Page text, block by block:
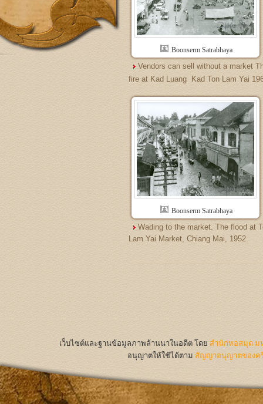
Boonserm Satrabhaya
Vendors can sell without a market
fire at Kad Luang  Kad Ton Lam Yai
Boonserm Satrabhaya
Wading to the market. The flood at
Lam Yai Market, Chiang Mai, 1952.
เว็บไซต์และฐานข้อมูลภาพล้านนาในอดีต โดย สำนักหอสมุด ม
อนุญาตให้ใช้ได้ตาม สัญญาอนุญาตของค